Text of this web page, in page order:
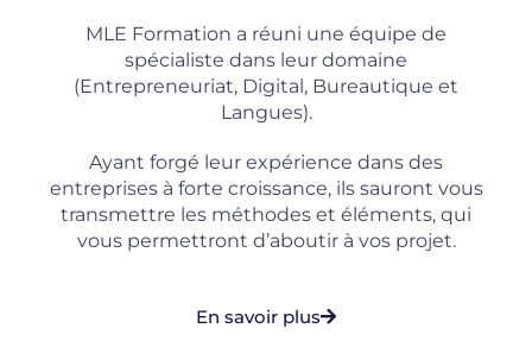
MLE Formation a réuni une équipe de
spécialiste dans leur domaine
(Entrepreneuriat, Digital, Bureautique et
Langues).
Ayant forgé leur expérience dans des
entreprises à forte croissance, ils sauront vous
transmettre les méthodes et éléments, qui
vous permettront d’aboutir à vos projet.
En savoir plus